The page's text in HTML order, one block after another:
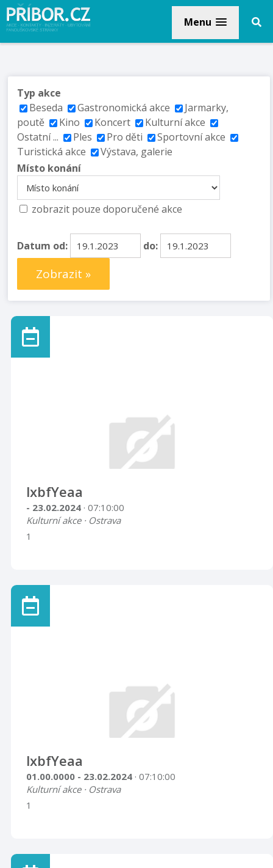
Menu
Typ akce
Beseda
Gastronomická akce
Jarmarky,
poutě
Kino Koncert
Kulturní akce
Ostatní ...
Ples Pro děti
Sportovní akce
Turistická akce
Výstava, galerie
Místo konání
zobrazit pouze doporučené akce
Datum od: do:
Zobrazit »
lxbfYeaa
- 23.02.2024 · 07:10:00
Kulturní akce · Ostrava
1
lxbfYeaa
01.00.0000 - 23.02.2024 · 07:10:00
Kulturní akce · Ostrava
1